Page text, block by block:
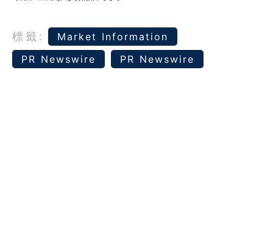
標籤:
Market Information
PR Newswire
PR Newswire